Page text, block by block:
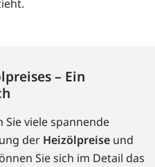
– Ein
Sie viele spannende
der Heizölpreise und
Sie sich im Detail das